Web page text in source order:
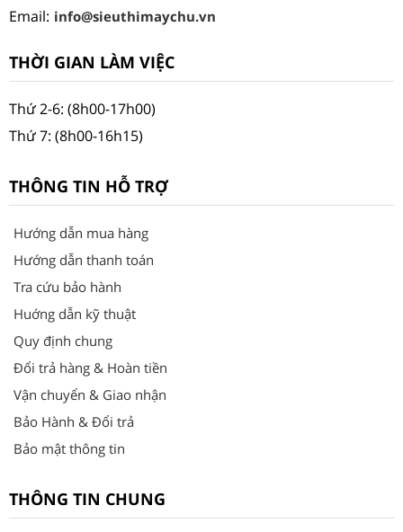
Email: info@sieuthimaychu.vn
THỜI GIAN LÀM VIỆC
Thứ 2-6: (8h00-17h00)
Thứ 7: (8h00-16h15)
THÔNG TIN HỖ TRỢ
Hướng dẫn mua hàng
Hướng dẫn thanh toán
Tra cứu bảo hành
Huớng dẫn kỹ thuật
Quy định chung
Đổi trả hàng & Hoàn tiền
Vận chuyển & Giao nhận
Bảo Hành & Đổi trả
Bảo mật thông tin
THÔNG TIN CHUNG